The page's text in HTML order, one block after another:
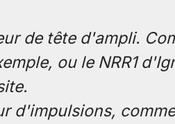
de tête d'ampli.
ou le NRR1
d'impulsions,